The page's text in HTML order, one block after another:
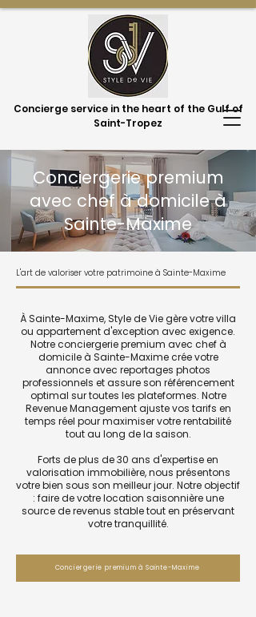
Concierge service in the heart of the Gulf of
Saint-Tropez
Conciergerie premium
avec chef à domicile à
Sainte-Maxime
L'art de valoriser votre patrimoine à Sainte-Maxime
À Sainte-Maxime, Style de Vie gère votre villa
ou appartement d'exception avec exigence.
Notre conciergerie premium avec chef à
domicile à Sainte-Maxime crée votre
annonce avec reportages photos
professionnels et assure son référencement
optimal sur toutes les plateformes. Notre
Revenue Management ajuste vos tarifs en
temps réel pour maximiser votre rentabilité
tout au long de la saison.
Forts de plus de 30 ans d'expertise en
valorisation immobilière, nous présentons
votre bien sous son meilleur jour. Notre objectif
: faire de votre location saisonnière une
source de revenus stable tout en préservant
votre tranquillité.
Conciergerie premium à Sainte-Maxime